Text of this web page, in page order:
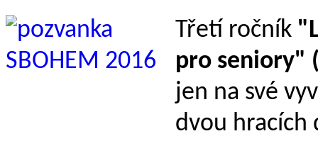
Třetí ročník
pro seniory"
jen na své
dvou hracích